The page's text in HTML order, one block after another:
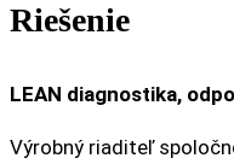
Riešenie
LEAN diagnostika,
Výrobný riaditeľ